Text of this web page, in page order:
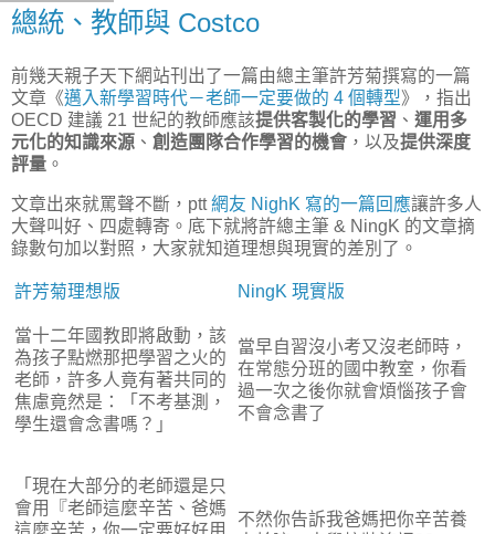
總統、教師與 Costco
前幾天親子天下網站刊出了一篇由總主筆許芳菊撰寫的一篇
文章《邁入新學習時代－老師一定要做的 4 個轉型》，指出
OECD 建議 21 世紀的教師應該提供客製化的學習 、 運用多
元化的知識來源 、 創造團隊合作學習的機會 ，以及提供深度
評量 。
文章出來就罵聲不斷，ptt網友 NighK 寫的一篇回應讓許多人
大聲叫好、四處轉寄。底下就將許總主筆 & NingK 的文章摘
錄數句加以對照，大家就知道理想與現實的差別了。
許芳菊理想版 NingK 現實版
當十二年國教即將啟動，該
為孩子點燃那把學習之火的
老師，許多人竟有著共同的
焦慮竟然是：「不考基測，
學生還會念書嗎？」
當早自習沒小考又沒老師時，
在常態分班的國中教室，你看
過一次之後你就會煩惱孩子會
不會念書了
「現在大部分的老師還是只
會用『老師這麼辛苦、爸媽
這麼辛苦，你一定要好好用
不然你告訴我爸媽把你辛苦養